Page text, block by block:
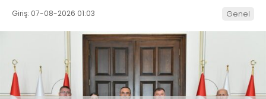
Giriş: 07-08-2026 01:03 Genel